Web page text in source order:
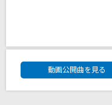
大阪LOVER
DAM★とも
動画公開曲を見る